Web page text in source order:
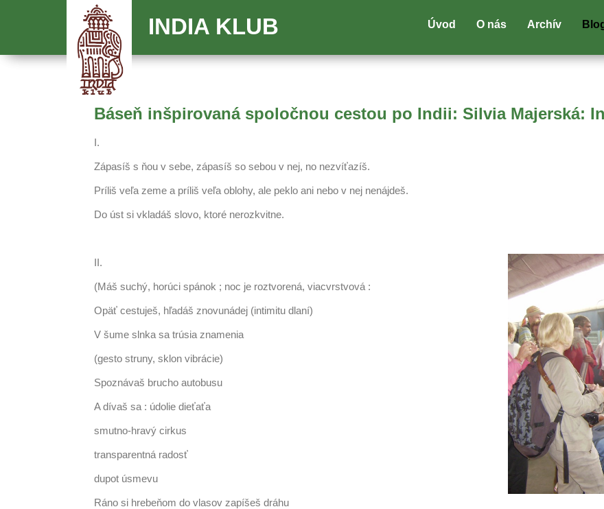
Úvod O nás Archív
INDIA KLUB
Báseň inšpirovaná spoločnou cestou po Indii: Silvia Majerská:
I.
Zápasíš s ňou v sebe, zápasíš so sebou v nej, no nezvíťazíš.
Príliš veľa zeme a príliš veľa oblohy, ale peklo ani nebo v nej nenájdeš.
Do úst si vkladáš slovo, ktoré nerozkvitne.
II.
(Máš suchý, horúci spánok ; noc je roztvorená, viacvrstvová :
Opäť cestuješ, hľadáš znovunádej (intimitu dlaní)
V šume slnka sa trúsia znamenia
(gesto struny, sklon vibrácie)
Spoznávaš brucho autobusu
A dívaš sa : údolie dieťaťa
smutno-hravý cirkus
transparentná radosť
dupot úsmevu
Ráno si hrebeňom do vlasov zapíšeš dráhu